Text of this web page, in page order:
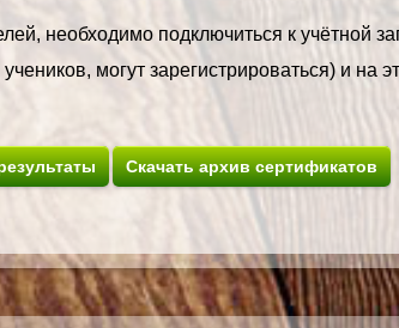
необходимо подключиться к учётной
могут зарегистрироваться) и на
Скачать архив сертификатов